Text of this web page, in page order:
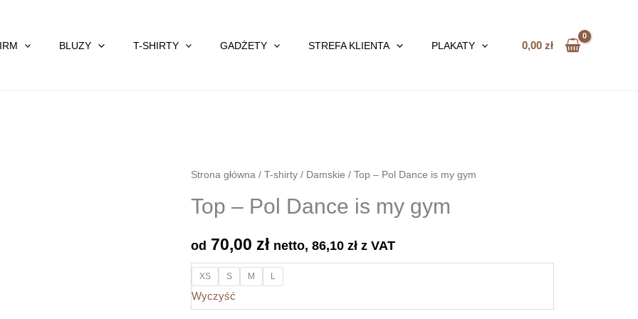
BLUZY T-SHIRTY GADŻETY STREFA KLIENTA PLAKATY 0,00zł
Strona główna /T-shirty / Damskie / Top – Pol Dance is my gym
Top – Pol Dance is my gym
od 70,00 zł netto,86,10zł z VAT
XS S M L
Wyczyść